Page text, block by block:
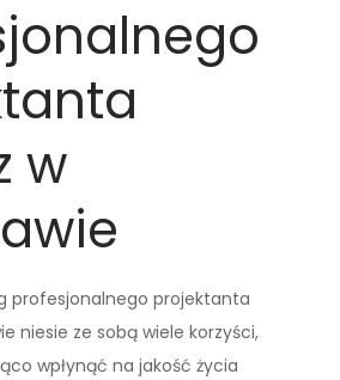
w
profesjonalnego projektanta
niesie ze sobą wiele korzyści,
wpłynąć na jakość życia